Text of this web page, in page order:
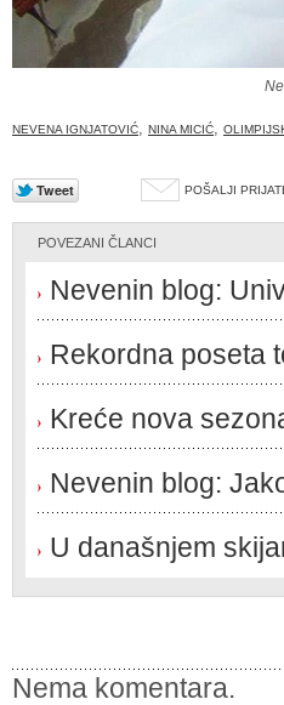
NEVENA IGNJATOVIĆ, NINA MICIĆ,
POŠALJI
POVEZANI ČLANCI
Nevenin blog:
Rekordna poseta
Kreće nova
Nevenin blog:
U današnjem
Nema komentara.